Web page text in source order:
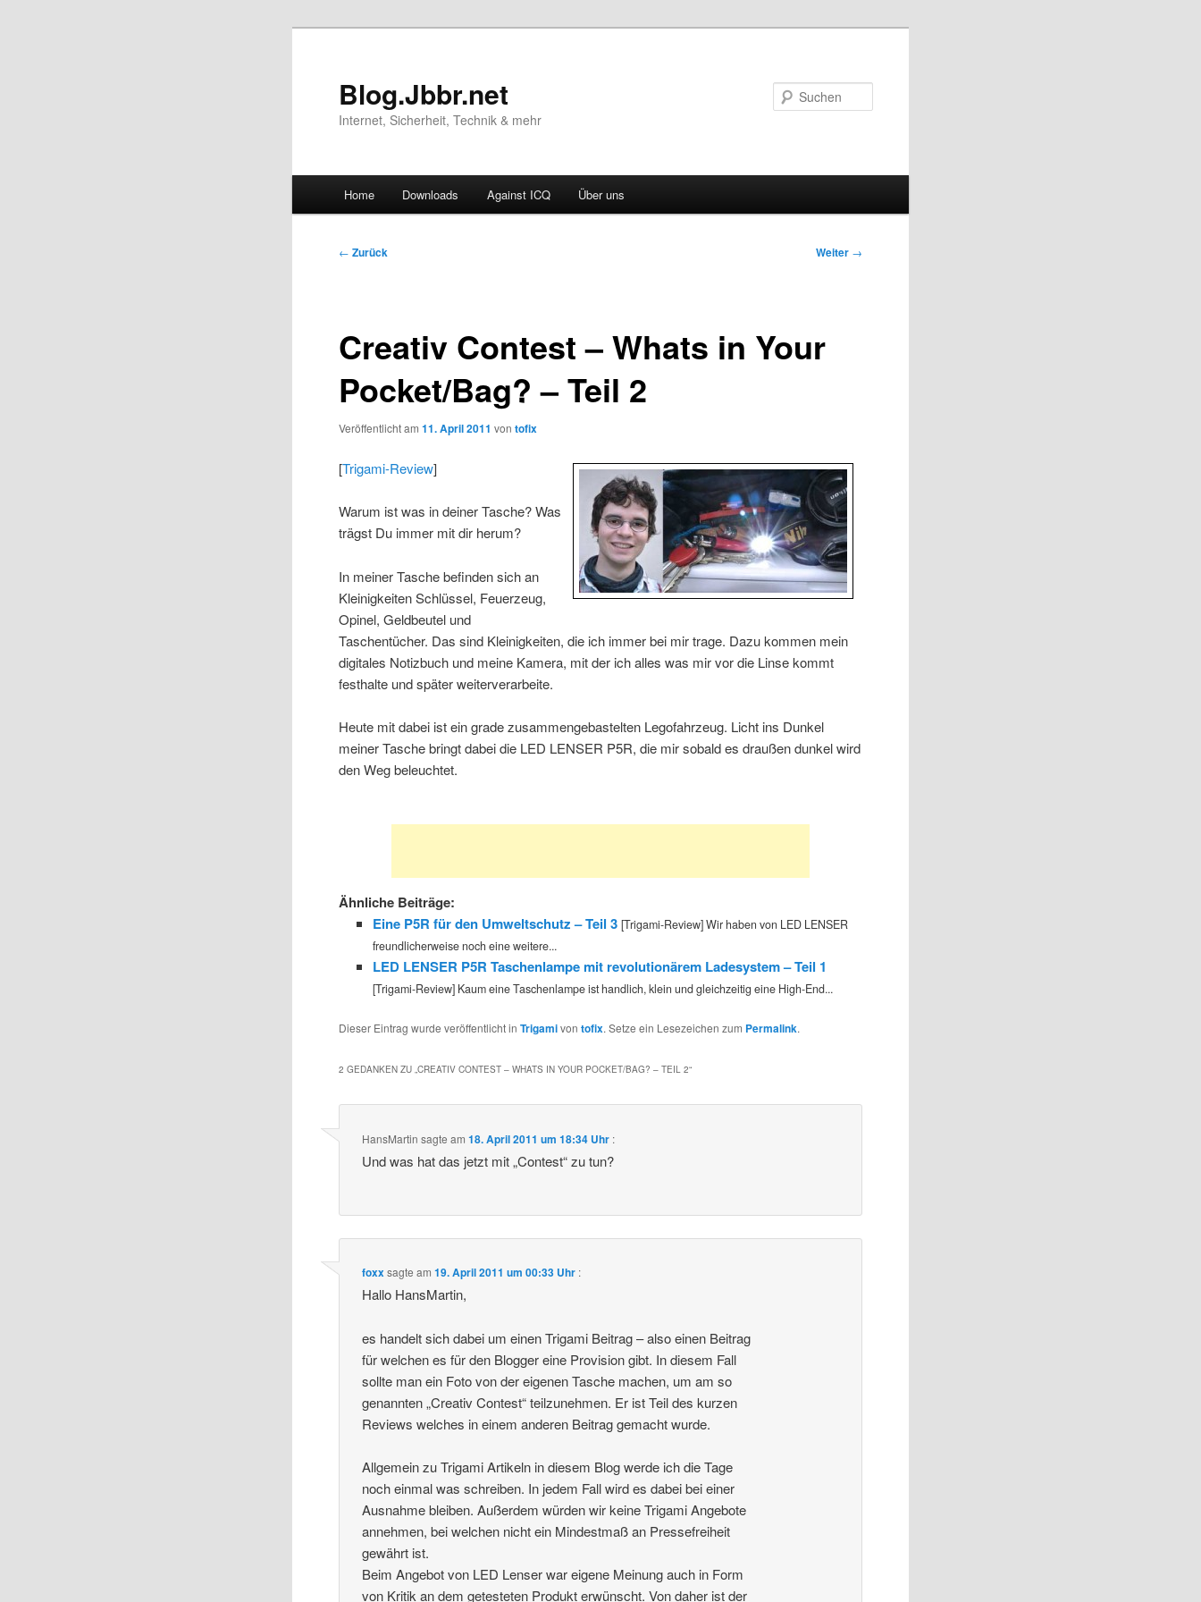
Blog.Jbbr.net
Internet, Sicherheit, Technik & mehr
Zum
Home Downloads Against ICQ Über uns
Beitragsnavigation
← Zurück Weiter →
Creativ Contest – Whats in Your
Pocket/Bag? – Teil 2
Veröffentlicht am11. April 2011 vontofix
[Trigami-Review]
Warum ist was in deiner Tasche? Was
trägst Du immer mit dir herum?
In meiner Tasche befinden sich an
Kleinigkeiten Schlüssel, Feuerzeug,
Opinel, Geldbeutel und
Taschentücher. Das sind Kleinigkeiten, die ich immer bei mir trage. Dazu kommen mein
digitales Notizbuch und meine Kamera, mit der ich alles was mir vor die Linse kommt
festhalte und später weiterverarbeite.
Heute mit dabei ist ein grade zusammengebastelten Legofahrzeug. Licht ins Dunkel
meiner Tasche bringt dabei die LED LENSER P5R, die mir sobald es draußen dunkel wird
den Weg beleuchtet.
Ähnliche Beiträge:
Eine P5R für den Umweltschutz – Teil 3 [Trigami-Review] Wir haben von LED LENSER
freundlicherweise noch eine weitere...
LED LENSER P5R Taschenlampe mit revolutionärem Ladesystem – Teil 1
[Trigami-Review] Kaum eine Taschenlampe ist handlich, klein und gleichzeitig eine High-End...
Dieser Eintrag wurde veröffentlicht inTrigamivontofix. Setze ein Lesezeichen zum Permalink.
2 GEDANKEN ZU „CREATIV CONTEST – WHATS IN YOUR POCKET/BAG? – TEIL 2“
HansMartin sagte am 18. April 2011 um 18:34 Uhr :
Und was hat das jetzt mit „Contest“ zu tun?
foxxsagte am 19. April 2011 um 00:33 Uhr :
Hallo HansMartin,
es handelt sich dabei um einen Trigami Beitrag – also einen Beitrag
für welchen es für den Blogger eine Provision gibt. In diesem Fall
sollte man ein Foto von der eigenen Tasche machen, um am so
genannten „Creativ Contest“ teilzunehmen. Er ist Teil des kurzen
Reviews welches in einem anderen Beitrag gemacht wurde.
Allgemein zu Trigami Artikeln in diesem Blog werde ich die Tage
noch einmal was schreiben. In jedem Fall wird es dabei bei einer
Ausnahme bleiben. Außerdem würden wir keine Trigami Angebote
annehmen, bei welchen nicht ein Mindestmaß an Pressefreiheit
gewährt ist.
Beim Angebot von LED Lenser war eigene Meinung auch in Form
von Kritik an dem getesteten Produkt erwünscht. Von daher ist der